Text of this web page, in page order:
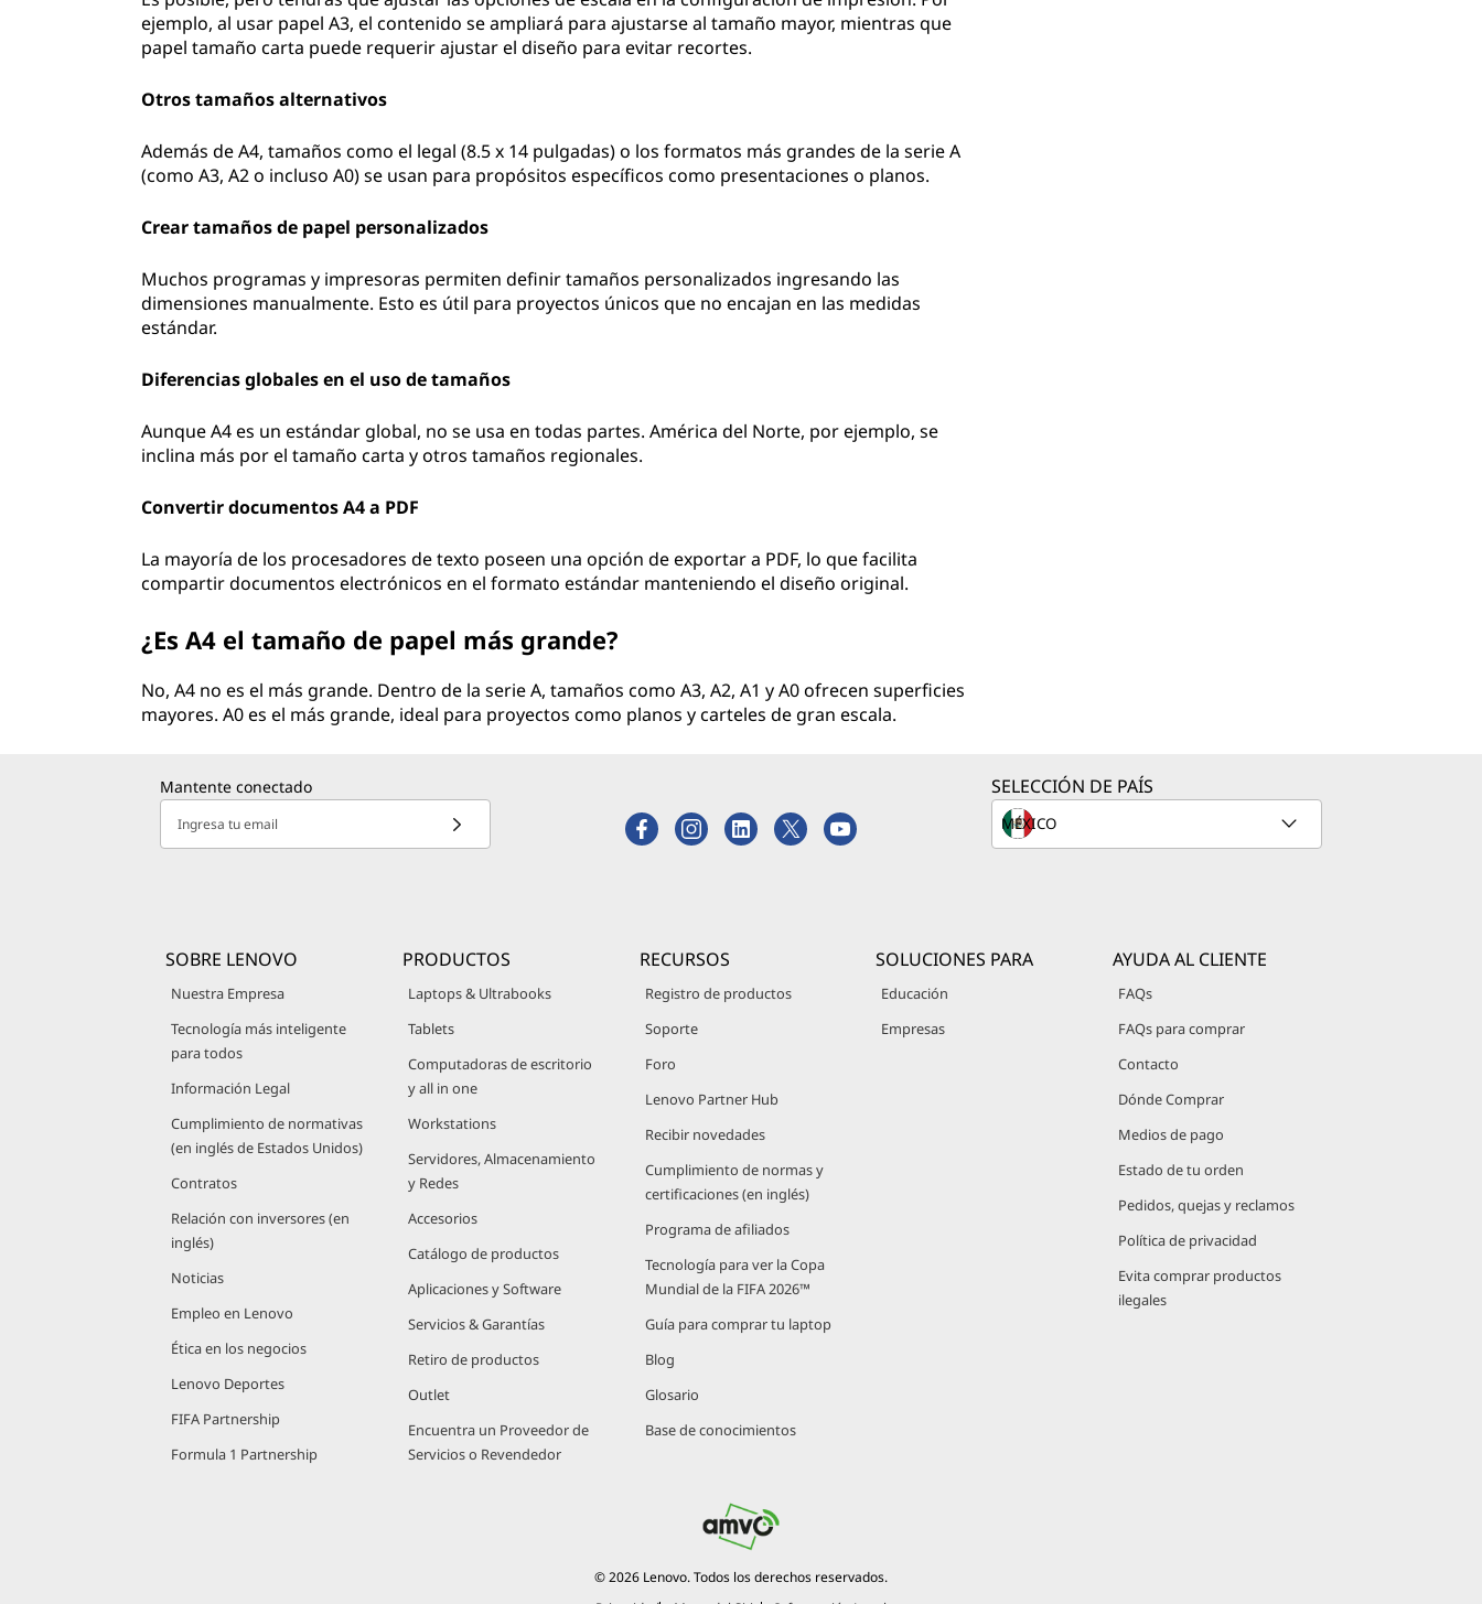
ejemplo, al usar papel A3, el contenido se ampliará para ajustarse al tamaño mayor, mientras que
papel tamaño carta puede requerir ajustar el diseño para evitar recortes.
Otros tamaños alternativos
Además de A4, tamaños como el legal (8.5 x 14 pulgadas) o los formatos más grandes de la serie A
(como A3, A2 o incluso A0) se usan para propósitos específicos como presentaciones o planos.
Crear tamaños de papel personalizados
Muchos programas y impresoras permiten definir tamaños personalizados ingresando las
dimensiones manualmente. Esto es útil para proyectos únicos que no encajan en las medidas
estándar.
Diferencias globales en el uso de tamaños
Aunque A4 es un estándar global, no se usa en todas partes. América del Norte, por ejemplo, se
inclina más por el tamaño carta y otros tamaños regionales.
Convertir documentos A4 a PDF
La mayoría de los procesadores de texto poseen una opción de exportar a PDF, lo que facilita
compartir documentos electrónicos en el formato estándar manteniendo el diseño original.
¿Es A4 el tamaño de papel más grande?
No, A4 no es el más grande. Dentro de la serie A, tamaños como A3, A2, A1 y A0 ofrecen superficies
mayores. A0 es el más grande, ideal para proyectos como planos y carteles de gran escala.
Mantente conectado
Ingresa tu email
SELECCIÓN DE PAÍS
SOBRE LENOVO
Nuestra Empresa
Tecnología más inteligente
para todos
Información Legal
Cumplimiento de normativas
(en inglés de Estados Unidos)
Contratos
Relación con inversores (en
inglés)
Noticias
Empleo en Lenovo
Ética en los negocios
Lenovo Deportes
FIFA Partnership
Formula 1 Partnership
PRODUCTOS
Laptops & Ultrabooks
Tablets
Computadoras de escritorio
y all in one
Workstations
Servidores, Almacenamiento
y Redes
Accesorios
Catálogo de productos
Aplicaciones y Software
Servicios & Garantías
Retiro de productos
Outlet
Encuentra un Proveedor de
Servicios o Revendedor
RECURSOS
Registro de productos
Soporte
Foro
Lenovo Partner Hub
Recibir novedades
Cumplimiento de normas y
certificaciones (en inglés)
Programa de afiliados
Tecnología para ver la Copa
Mundial de la FIFA 2026™
Guía para comprar tu laptop
Blog
Glosario
Base de conocimientos
SOLUCIONES PARA
Educación
Empresas
AYUDA AL CLIENTE
FAQs
FAQs para comprar
Contacto
Dónde Comprar
Medios de pago
Estado de tu orden
Pedidos, quejas y reclamos
Política de privacidad
Evita comprar productos
ilegales
© 2026 Lenovo. Todos los derechos reservados.